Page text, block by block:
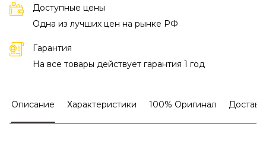
Доступные цены
Одна из лучших цен на рынке РФ
Гарантия
На все товары действует гарантия 1 год
Описание Характеристики 100% Оригинал